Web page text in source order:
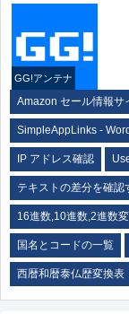
GG!アンテナ
Amazon セール情報サ
SimpleAppLinks -
IP アドレス確認
テキストの差分を確認
16進数,10進数,2進数
国名とコードの一覧
西暦和暦泰仏歴変換表